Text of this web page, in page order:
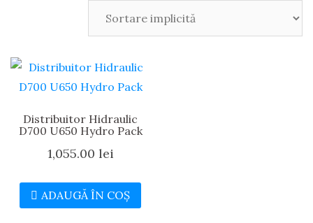
Distribuitor Hidraulic
D700 U650 Hydro Pack
1,055.00 lei
ADAUGĂ ÎN COȘ